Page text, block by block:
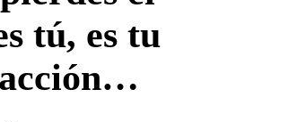
tú, es tu